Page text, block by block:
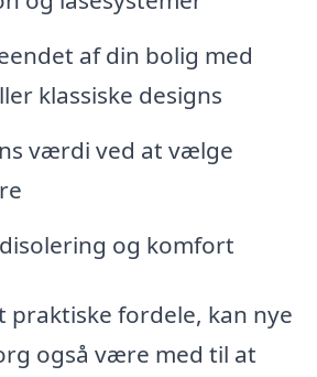
af din bolig med
klassiske designs
værdi ved at vælge
og komfort
praktiske fordele, kan nye
også være med til at